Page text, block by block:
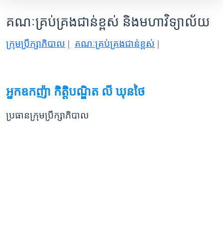
គណៈគ្រប់គ្រងជាន់ខ្ពស់ និងមហាវិទ្យាល័យ
ក្រុមប្រឹក្សាភិបាល | គណៈគ្រប់គ្រងជាន់ខ្ពស់ |
អ្នកឧកញ៉ា កិត្តិបណ្ឌិត លី ឃុនថៃ
ប្រធានក្រុមប្រឹក្សាភិបាល